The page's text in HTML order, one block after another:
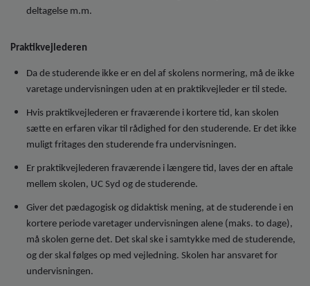
deltagelse m.m.
Praktikvejlederen
Da de studerende ikke er en del af skolens normering, må de ikke
varetage undervisningen uden at en praktikvejleder er til stede.
Hvis praktikvejlederen er fraværende i kortere tid, kan skolen
sætte en erfaren vikar til rådighed for den studerende. Er det ikke
muligt fritages den studerende fra undervisningen.
Er praktikvejlederen fraværende i længere tid, laves der en aftale
mellem skolen, UC Syd og de studerende.
Giver det pædagogisk og didaktisk mening, at de studerende i en
kortere periode varetager undervisningen alene (maks. to dage),
må skolen gerne det. Det skal ske i samtykke med de studerende,
og der skal følges op med vejledning. Skolen har ansvaret for
undervisningen.